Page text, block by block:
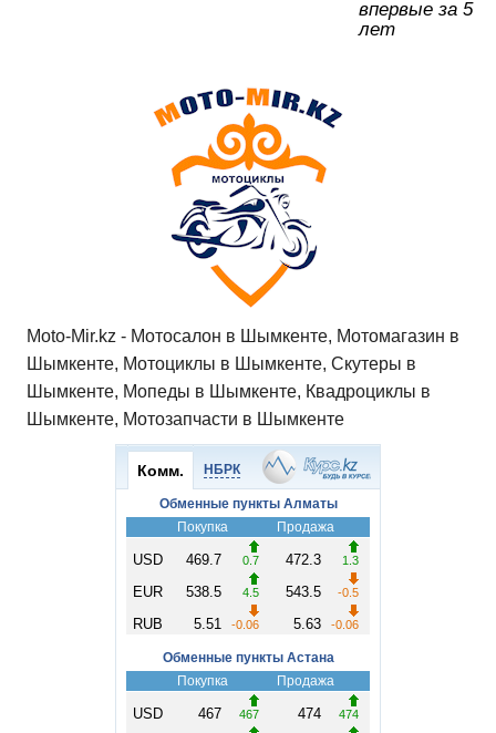
впервые за 5
лет
Moto-Mir.kz - Мотосалон в Шымкенте, Мотомагазин в
Шымкенте, Мотоциклы в Шымкенте, Скутеры в
Шымкенте, Мопеды в Шымкенте, Квадроциклы в
Шымкенте, Мотозапчасти в Шымкенте